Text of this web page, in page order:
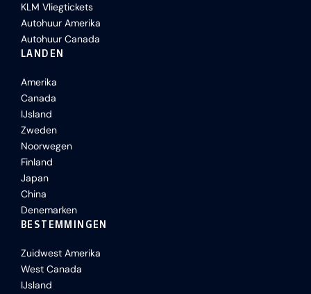
KLM Vliegtickets
Autohuur Amerika
Autohuur Canada
LANDEN
Amerika
Canada
IJsland
Zweden
Noorwegen
Finland
Japan
China
Denemarken
BESTEMMINGEN
Zuidwest Amerika
West Canada
IJsland